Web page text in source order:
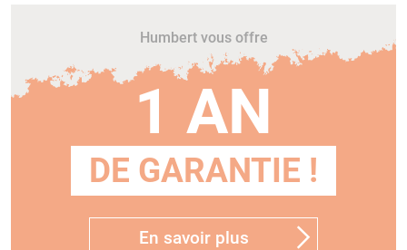
Humbert vous offre
1 AN
DE GARANTIE !
En savoir plus